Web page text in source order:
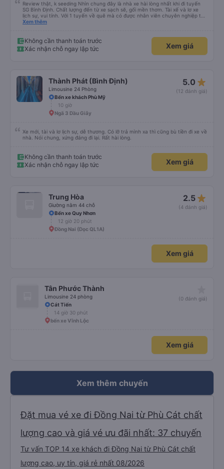
Review thật, k seeding Nhìn chung đây là nhà xe hài lòng nhất khi đi tuyến
SG Bình Định. Chất lượng đến từ xe sạch sẽ, gối mền thơm. Tài xế và lơ xe
lịch sự, vui tính. Với 1 tuyến về quê mà có được nhân viên chuyên nghiệp thế
này là điểm cộng lớn, thường chỉ đi mấy tuyến du lịch mới có. Về xe thì có
định ủng hộ tiếp nhà xe này. Chúc chủ xe làm ăn phát đạt mua thêm nhiều
xe chạy thêm nhiều khung giờ nữa và nâng cao tiêu chuẩn tuyến. Nếu xét
điểm trừ thì chỉ có thgian trả khách, team VXR set lệch với thực tế
Xem thêm
Không cần thanh toán trước
Xác nhận chỗ ngay lập tức
Xem giá
Thành Phát (Bình Định)
Limousine 24 Phòng
5.0 star_rate
(12 đánh giá)
Bến xe khách Phù Mỹ
10 giờ
Ngã 3 Dầu Giây
Xe mới, tài và lơ lịch sự, dễ thương. Có lỡ trả mình xa thì cũng bù tiền đi xe về
nhà. Nói chung, xứng đáng đi lại. Rất hài lòng.
Không cần thanh toán trước
Xác nhận chỗ ngay lập tức
Xem giá
Trung Hòa
Giường nằm 44 chỗ
2.5 star_rate
(4 đánh giá)
Bến xe Quy Nhơn
12 giờ 20 phút
Đồng Nai (Dọc QL1A)
Xem giá
Tân Phước Thành
Limousine 24 phòng
(0 đánh giá)
Cát Tiến
14 giờ 30 phút
bến xe Vĩnh Lộc
Xem giá
Xem thêm chuyến
Đặt mua vé xe đi Đồng Nai từ Phù Cát chất
lượng cao và giá vé ưu đãi nhất: 37 chuyến
Tư vấn TOP 14 xe khách đi Đồng Nai từ Phù Cát chất
lượng cao, uy tín, giá rẻ nhất 08/2026